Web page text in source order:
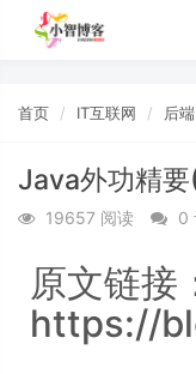
首页 IT互联网 后端
Java外功精
19657 阅读 0
原文链接
https://